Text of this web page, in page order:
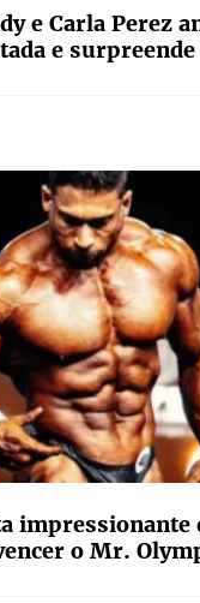
e Carla Perez
e surpreende
impressionante
o Mr.